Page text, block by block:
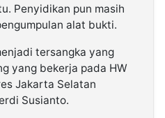
Penyidikan pun masih
alat bukti.
tersangka yang
yang bekerja pada HW
Jakarta Selatan
Susianto.